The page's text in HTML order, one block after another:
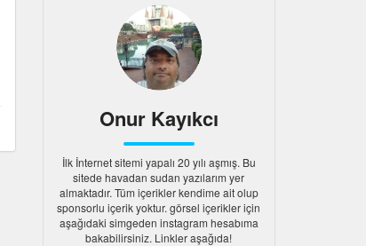
Onur Kayıkcı
İlk İnternet sitemi yapalı 20 yılı aşmış. Bu
sitede havadan sudan yazılarım yer
almaktadır. Tüm içerikler kendime ait olup
sponsorlu içerik yoktur. görsel içerikler için
aşağıdaki simgeden instagram hesabıma
bakabilirsiniz. Linkler aşağıda!